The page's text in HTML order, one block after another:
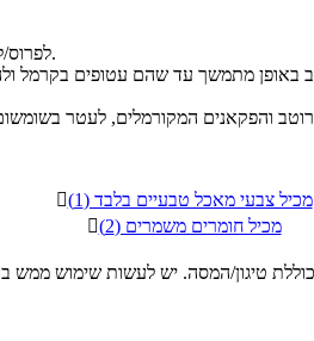
לפרוס/לקצוץ את הכרוב לרצועות קצרות בגודל הרצוי (ניתן גם להשתמש בקולפן רחב).

מכיל צבעי מאכל טבעיים בלבד (1)

מכיל חומרים משמרים (2)